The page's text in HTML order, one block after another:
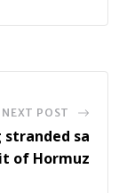
NEXT POST
sa
of Hormuz